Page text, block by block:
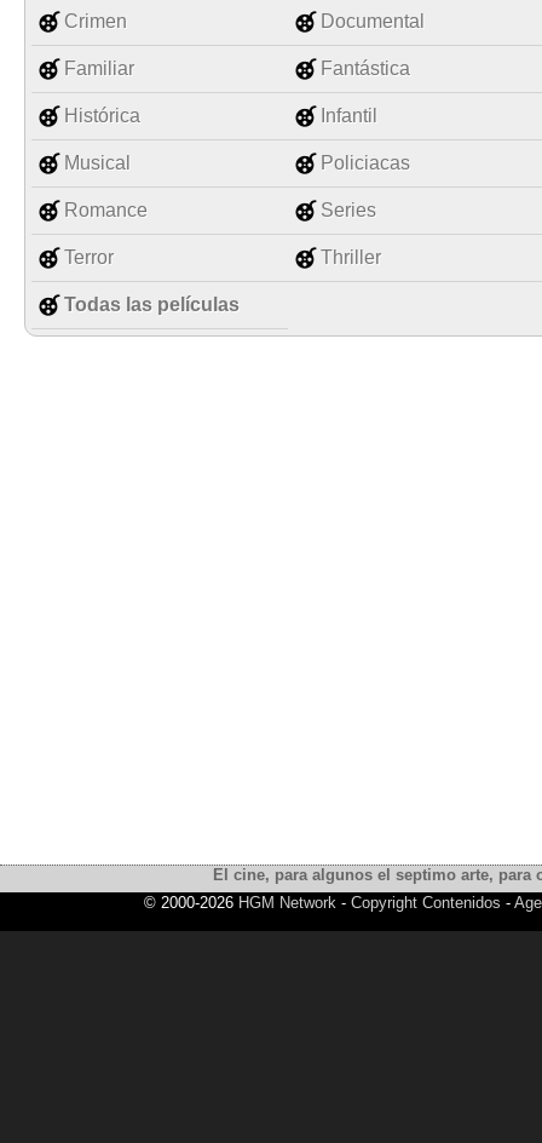
Crimen Documental
Familiar Fantástica
Histórica Infantil
Musical Policiacas
Romance Series
Terror Thriller
Todas las películas
El cine, para algunos el septimo arte,
© 2000-2026 HGM Network - Copyright Contenidos -